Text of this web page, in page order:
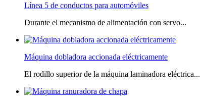
Línea 5 de conductos para automóviles
Durante el mecanismo de alimentación con servo...
Máquina dobladora accionada eléctricamente
El rodillo superior de la máquina laminadora eléctrica...